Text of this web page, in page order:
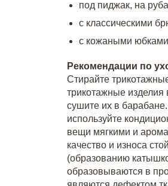
под пиджак, на
с классическими
с кожаными юбками
Рекомендации по
Стирайте
трикотажные
сушите их в
используйте
вещи мягкими и
качество и износа
(образованию
образовываются в